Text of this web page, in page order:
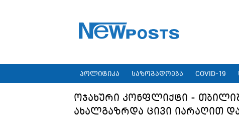
პოლიტიკა საზოგადოება COVID-19
ოჯახური კონფლიქტი -
ახალგაზრდა ცივი იარაღით